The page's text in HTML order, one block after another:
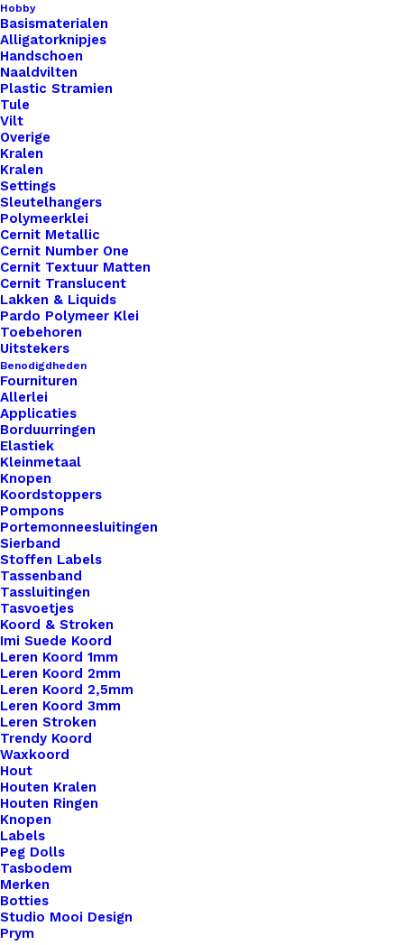
Hobby
Basismaterialen
Alligatorknipjes
Handschoen
Naaldvilten
Plastic Stramien
Tule
Vilt
Overige
Kralen
Kralen
Settings
Sleutelhangers
Polymeerklei
Cernit Metallic
Cernit Number One
Cernit Textuur Matten
Cernit Translucent
Lakken & Liquids
Pardo Polymeer Klei
Toebehoren
Uitstekers
Benodigdheden
Fournituren
Allerlei
Applicaties
Borduurringen
Elastiek
Kleinmetaal
Knopen
Koordstoppers
Pompons
Portemonneesluitingen
Sierband
Stoffen Labels
Tassenband
Tassluitingen
Tasvoetjes
Koord & Stroken
Imi Suede Koord
Leren Koord 1mm
Leren Koord 2mm
Leren Koord 2,5mm
Leren Koord 3mm
Leren Stroken
Trendy Koord
Waxkoord
Hout
Houten Kralen
Houten Ringen
Knopen
Labels
Peg Dolls
Tasbodem
Merken
Botties
Studio Mooi Design
Prym
€2,95